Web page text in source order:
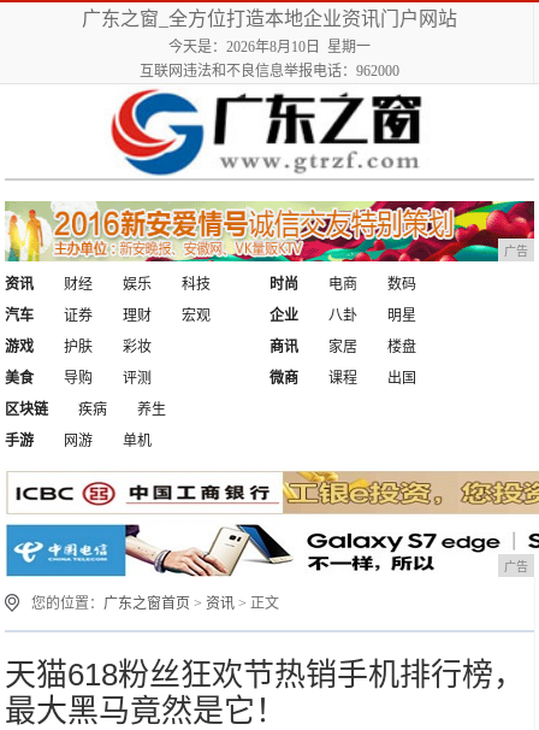
广东之窗_全方位打造本地企业资讯门户网站
今天是：2026年8月10日 星期一
互联网违法和不良信息举报电话：962000
广告
资讯 财经 娱乐
科技
汽车
证券 理财 宏观
时尚 电商
数码
企业
八卦
明星
游戏
护肤
彩妆
美食
导购 评测
商讯 家居
楼盘
微商
课程
出国
区块链
疾病
养生
手游
网游 单机
广告
您的位置： 广东之窗首页 >资讯 > 正文
天猫618粉丝狂欢节热销手机排行榜，
最大黑马竟然是它！